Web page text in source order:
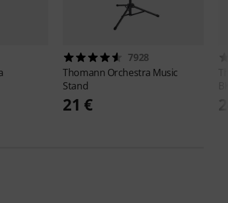
7928
Thomann Orchestra Music
Stand
21 €